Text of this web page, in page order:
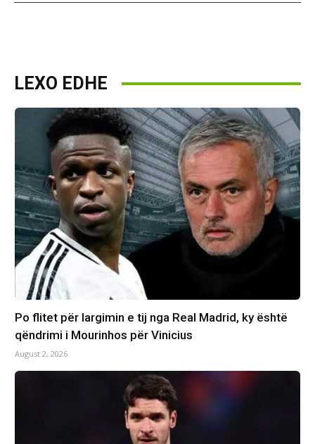
LEXO EDHE
Po flitet për largimin e tij nga Real Madrid, ky është
qëndrimi i Mourinhos për Vinicius
August 2, 2026